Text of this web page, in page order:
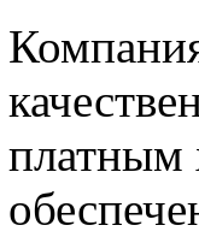
платным